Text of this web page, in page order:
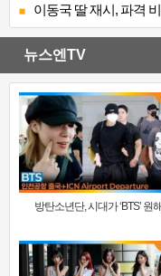
이동국 딸 재시, 파격
뉴스엔TV
방탄소년단, 시대가 ‘BTS’ 원해